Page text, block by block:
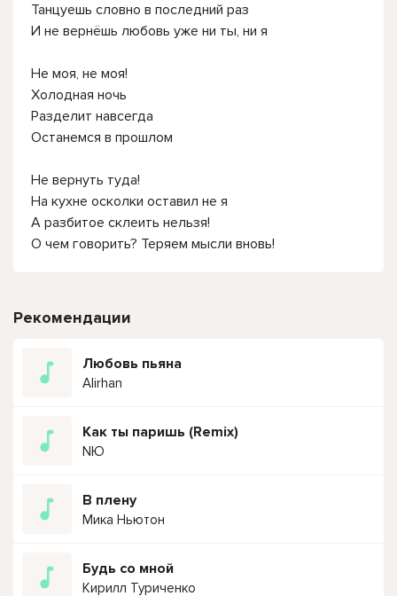
Танцуешь словно в последний раз
И не вернёшь любовь уже ни ты, ни я
Не моя, не моя!
Холодная ночь
Разделит навсегда
Останемся в прошлом
Не вернуть туда!
На кухне осколки оставил не я
А разбитое склеить нельзя!
О чем говорить? Теряем мысли вновь!
Рекомендации
Любовь пьяна
Alirhan
Как ты паришь (Remix)
NЮ
В плену
Мика Ньютон
Будь со мной
Кирилл Туриченко